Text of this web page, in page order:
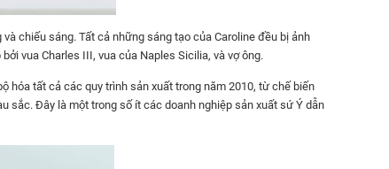
chiếu sáng. Tất cả những sáng tạo của Caroline đều bị ảnh
vua Charles III, vua của Naples Sicilia, và vợ ông.
hóa tất cả các quy trình sản xuất trong năm 2010, từ chế biến
sắc. Đây là một trong số ít các doanh nghiệp sản xuất sứ Ý dẫn